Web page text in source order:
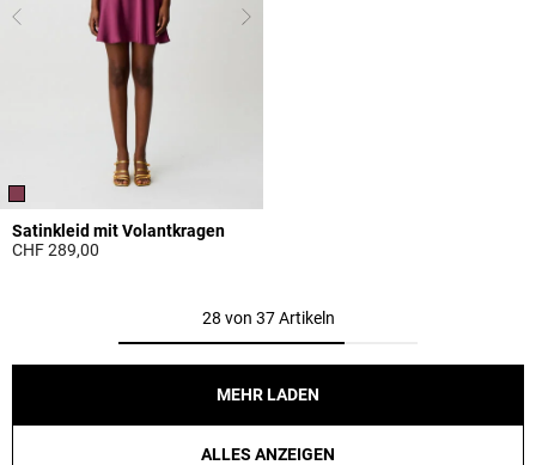
Satinkleid mit Volantkragen
CHF 289,00
28 von 37 Artikeln
MEHR LADEN
ALLES ANZEIGEN